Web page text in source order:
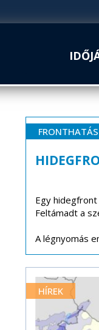
FRONTHATÁS
Egy
Feltámadt a
A légnyomás
HÍREK